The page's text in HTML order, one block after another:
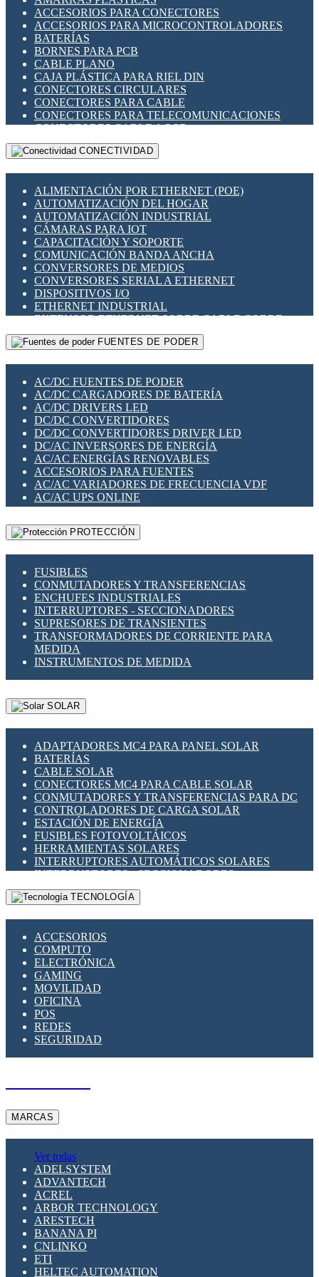
INDICADORES PARA PANEL
INTERFACES DE RELÉ
INTERRUPTORES FIN DE CARRERA
LLAVES CONMUTADORAS
MEDIDORES DE ENERGÍA Y TC'S DE CORRIENTE
MOTORES PASO A PASO
PANTALLAS HMI
PLC -CONTROLADORES LÓGICO PROGRAMABLES
PROGRAMADORES DE HORARIO
RELÉS DE PROTECCIÓN
SENSORES CAPACITIVOS
SENSORES INDUCTIVOS
TEMPORIZADORES
VARIACS
VARIADORES DE FRECUENCIA [VDF]
SECCIONADORES - INTERRUPTORES
MAQUINARIA
ACCESORIOS PARA CONECTORES
ACCESORIOS PARA MICROCONTROLADORES
BATERÍAS
BORNES PARA PCB
CABLE PLANO
CAJA PLÁSTICA PARA RIEL DIN
CONECTORES CIRCULARES
CONECTORES PARA CABLE
CONECTORES PARA TELECOMUNICACIONES
CONECTORES CABLE A PCB
CONECTORES PCB A CABLE
DIP SWITCHES
HERRAMIENTAS VARIAS
ILUMINACIÓN LED
INTERRUPTORES REED
INTERFACES DE RELÉ
OTROS RELÉS
PROTECCIÓN TÉRMICA
RELÉS AUTOMOTRICES
RELÉS DE SEÑAL
RELÉS DE ESTADO SÓLIDO SSR
RELÉS INDUSTRIALES
RELÉS MINIATURA DE POTENCIA
SENSORES MAGNÉTICOS
SWITCH Y MICROSWITCH
TARJETAS PI
UNIÓN Y DERIVACIÓN DE CABLE
CONECTIVIDAD
ALIMENTACIÓN POR ETHERNET (POE)
AUTOMATIZACIÓN DEL HOGAR
AUTOMATIZACIÓN INDUSTRIAL
CÁMARAS PARA IOT
CAPACITACIÓN Y SOPORTE
COMUNICACIÓN BANDA ANCHA
CONVERSORES DE MEDIOS
CONVERSORES SERIAL A ETHERNET
DISPOSITIVOS I/O
ETHERNET INDUSTRIAL
EXTENSOR ETHERNET SOBRE CABLE COBRE
GATEWAY LORAWAN
GESTIÓN DE REDES
PLACAS MODULARES IOT
SWITCHES Y REDES WIFI
SOLUCIONES IOT
SOLUCIONES LORAWAN
SOLUCIONES RED CELULAR
SEGURIDAD PARA REDES
SWITCHES LAN
TELEFONÍA IP (VOIP)
VIGILANCIA IP (CCTV)
MESHTASTIC
FUENTES DE PODER
AC/DC FUENTES DE PODER
AC/DC CARGADORES DE BATERÍA
AC/DC DRIVERS LED
DC/DC CONVERTIDORES
DC/DC CONVERTIDORES DRIVER LED
DC/AC INVERSORES DE ENERGÍA
AC/AC ENERGÍAS RENOVABLES
ACCESORIOS PARA FUENTES
AC/AC VARIADORES DE FRECUENCIA VDF
AC/AC UPS ONLINE
PROTECCIÓN
FUSIBLES
CONMUTADORES Y TRANSFERENCIAS
ENCHUFES INDUSTRIALES
INTERRUPTORES - SECCIONADORES
SUPRESORES DE TRANSIENTES
TRANSFORMADORES DE CORRIENTE PARA
MEDIDA
INSTRUMENTOS DE MEDIDA
SOLAR
ADAPTADORES MC4 PARA PANEL SOLAR
BATERÍAS
CABLE SOLAR
CONECTORES MC4 PARA CABLE SOLAR
CONMUTADORES Y TRANSFERENCIAS PARA DC
CONTROLADORES DE CARGA SOLAR
ESTACIÓN DE ENERGÍA
FUSIBLES FOTOVOLTÁICOS
HERRAMIENTAS SOLARES
INTERRUPTORES AUTOMÁTICOS SOLARES
INTERRUPTORES - SECCIONADORES
FOTOVOLTÁICOS
MONTAJE PANEL SOLAR
SUPRESOR DE TRANSIENTES SPDS PARA
APLICACIONES FOTOVOLTAICAS
TECNOLOGÍA
ACCESORIOS
COMPUTO
ELECTRÓNICA
GAMING
MOVILIDAD
OFICINA
POS
REDES
SEGURIDAD
MARCAS
Ver todas
ADELSYSTEM
ADVANTECH
ACREL
ARBOR TECHNOLOGY
ARESTECH
BANANA PI
CNLINKO
ETI
HELTEC AUTOMATION